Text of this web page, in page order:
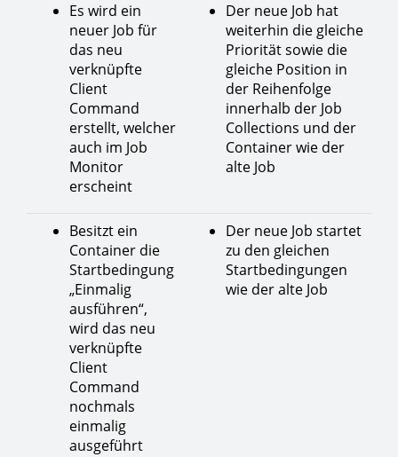
Es wird ein
neuer Job für
das neu
verknüpfte
Client
Command
erstellt, welcher
auch im Job
Monitor
erscheint
Der neue Job hat
weiterhin die gleiche
Priorität sowie die
gleiche Position in
der Reihenfolge
innerhalb der Job
Collections und der
Container wie der
alte Job
Besitzt ein
Container die
Startbedingung
„Einmalig
ausführen“,
wird das neu
verknüpfte
Client
Command
nochmals
einmalig
ausgeführt
Der neue Job startet
zu den gleichen
Startbedingungen
wie der alte Job